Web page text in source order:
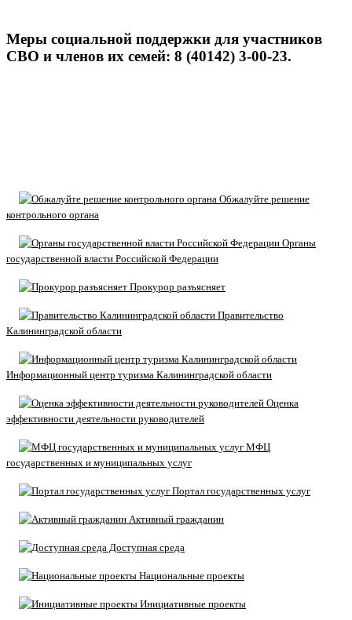
Меры социальной поддержки для участников
СВО и членов их семей: 8 (40142) 3-00-23.
Обжалуйте решение
контрольного органа
Органы
государственной власти Российской Федерации
Прокурор разъясняет
Правительство
Калининградской области
Информационный центр туризма Калининградской области
Оценка
эффективности деятельности руководителей
МФЦ
государственных и муниципальных услуг
Портал государственных услуг
Активный гражданин
Доступная среда
Национальные проекты
Инициативные проекты